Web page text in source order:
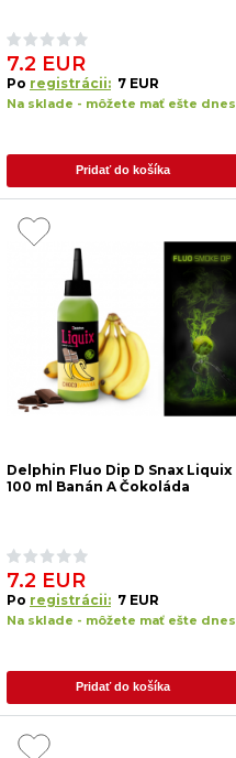
7.2 EUR
Po registrácii: 7 EUR
Na sklade - môžete mať ešte dnes
Pridať do košíka
Delphin Fluo Dip D Snax Liquix
100 ml Banán A Čokoláda
7.2 EUR
Po registrácii: 7 EUR
Na sklade - môžete mať ešte dnes
Pridať do košíka